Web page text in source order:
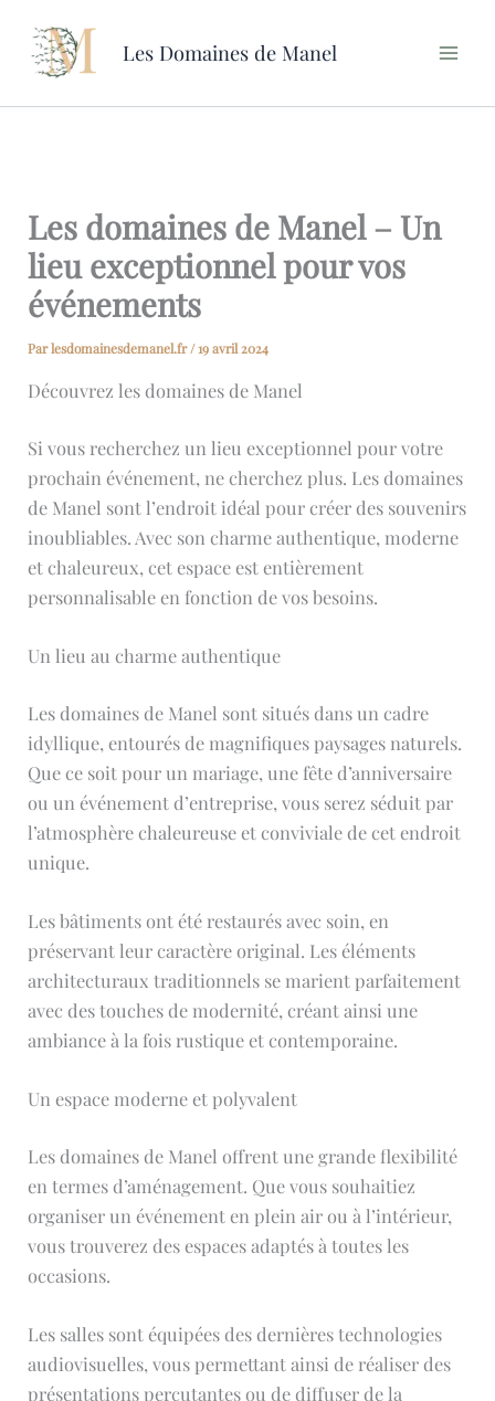
contenu
Les Domaines de Manel
Les domaines de Manel – Un
lieu exceptionnel pour vos
événements
Parlesdomainesdemanel.fr/19 avril 2024
Découvrez les domaines de Manel
Si vous recherchez un lieu exceptionnel pour votre
prochain événement, ne cherchez plus. Les domaines
de Manel sont l’endroit idéal pour créer des souvenirs
inoubliables. Avec son charme authentique, moderne
et chaleureux, cet espace est entièrement
personnalisable en fonction de vos besoins.
Un lieu au charme authentique
Les domaines de Manel sont situés dans un cadre
idyllique, entourés de magnifiques paysages naturels.
Que ce soit pour un mariage, une fête d’anniversaire
ou un événement d’entreprise, vous serez séduit par
l’atmosphère chaleureuse et conviviale de cet endroit
unique.
Les bâtiments ont été restaurés avec soin, en
préservant leur caractère original. Les éléments
architecturaux traditionnels se marient parfaitement
avec des touches de modernité, créant ainsi une
ambiance à la fois rustique et contemporaine.
Un espace moderne et polyvalent
Les domaines de Manel offrent une grande flexibilité
en termes d’aménagement. Que vous souhaitiez
organiser un événement en plein air ou à l’intérieur,
vous trouverez des espaces adaptés à toutes les
occasions.
Les salles sont équipées des dernières technologies
audiovisuelles, vous permettant ainsi de réaliser des
présentations percutantes ou de diffuser de la